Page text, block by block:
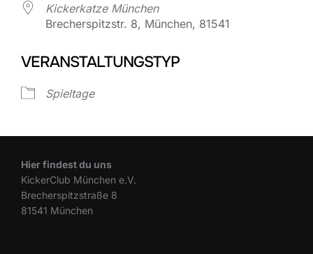
Kickerkatze München
Brecherspitzstr. 8, München, 81541
VERANSTALTUNGSTYP
Spieltage
Hier findest du uns
KickerClub München e.V.
Brecherspitzstraße 8
81541 München